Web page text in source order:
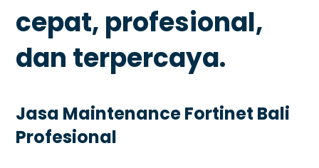
cepat, profesional,
dan terpercaya.
Jasa Maintenance Fortinet Bali
Profesional